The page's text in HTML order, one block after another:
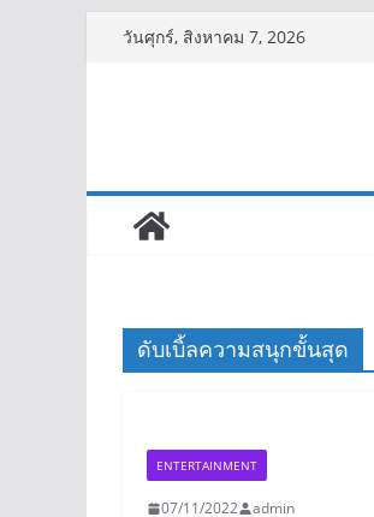
วันศุกร์, สิงหาคม 7, 2026
ดับเบิ้ลความสนุกขั้นสุด
ENTERTAINMENT
07/11/2022 admin